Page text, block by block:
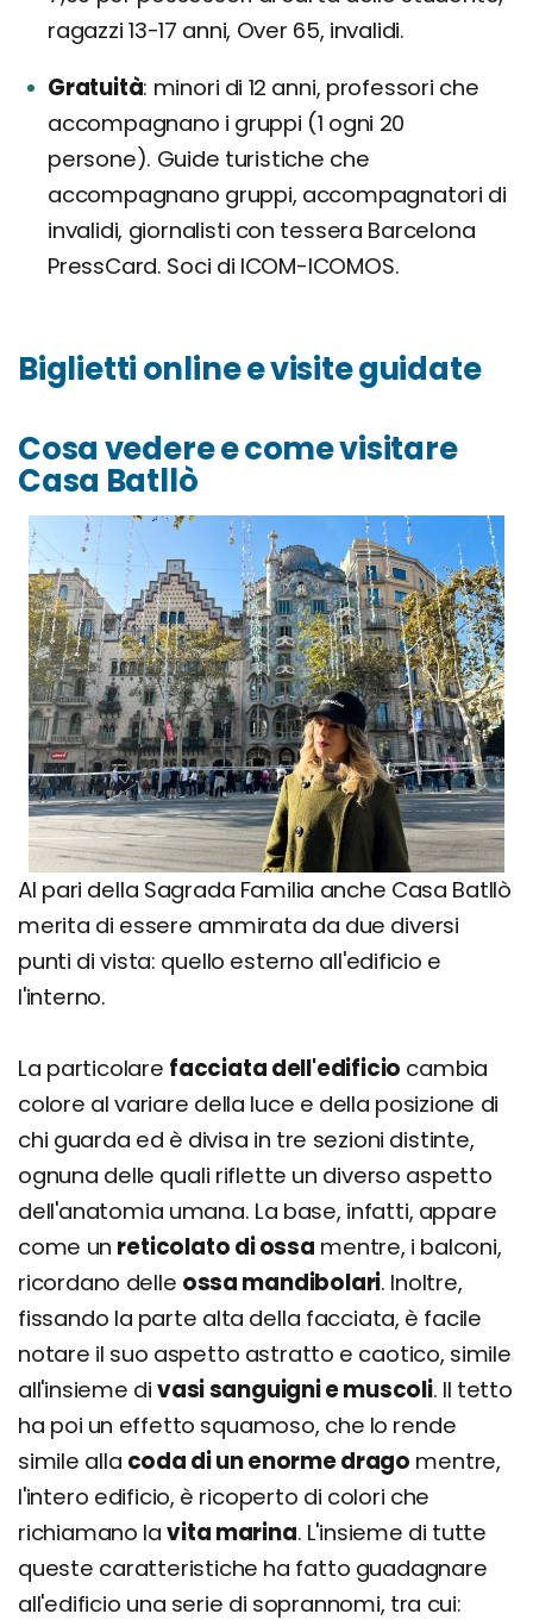
ragazzi 13-17 anni, Over 65, invalidi.
Gratuità minori di 12 anni, professori che
accompagnano i gruppi (1 ogni 20
persone). Guide turistiche che
accompagnano gruppi, accompagnatori di
invalidi, giornalisti con tessera Barcelona
PressCard. Soci di ICOM-ICOMOS.
Biglietti online e visite guidate
Cosa vedere e come visitare
Casa Batllò
Al pari della Sagrada Familia anche Casa Batllò
merita di essere ammirata da due diversi
punti di vista: quello esterno all'edificio e
l'interno.
La particolare facciata dell'edificio cambia
colore al variare della luce e della posizione di
chi guarda ed è divisa in tre sezioni distinte,
ognuna delle quali riflette un diverso aspetto
dell'anatomia umana. La base, infatti, appare
come un reticolato di ossa mentre, i balconi,
ricordano delle ossa mandibolari. Inoltre,
fissando la parte alta della facciata, è facile
notare il suo aspetto astratto e caotico, simile
all'insieme divasi sanguigni e muscoli. Il tetto
ha poi un effetto squamoso, che lo rende
simile alla coda di un enorme drago mentre,
l'intero edificio, è ricoperto di colori che
richiamano lavita marina. L'insieme di tutte
queste caratteristiche ha fatto guadagnare
all'edificio una serie di soprannomi, tra cui: